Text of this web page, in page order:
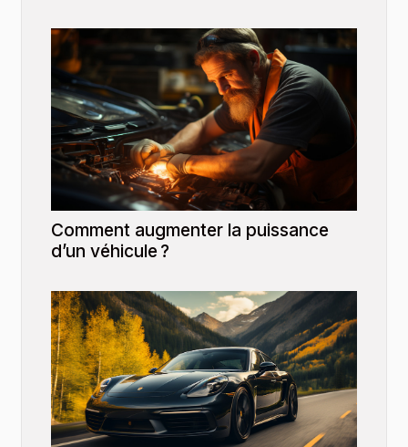
Comment augmenter la puissance
d’un véhicule ?